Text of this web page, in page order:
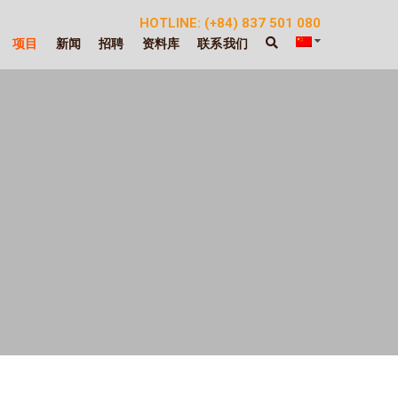
HOTLINE: (+84) 837 501 080
项目 新闻 招聘 资料库 联系我们